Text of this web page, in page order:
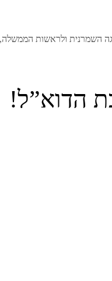
השמרנית ולראשות
הדוא”ל!